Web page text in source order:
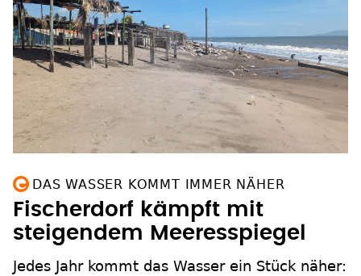
DAS WASSER KOMMT IMMER NÄHER
Fischerdorf kämpft mit
steigendem Meeresspiegel
Jedes Jahr kommt das Wasser ein Stück näher: